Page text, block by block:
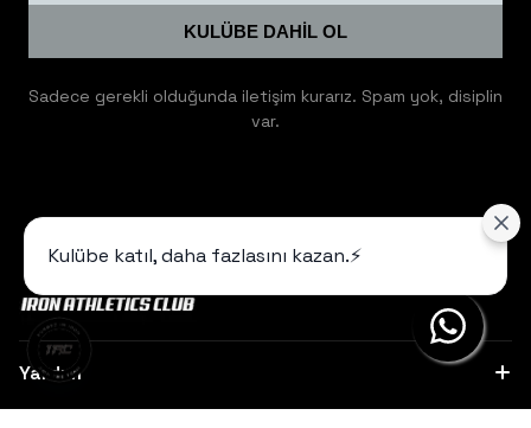
KULÜBE DAHİL OL
Sadece gerekli olduğunda iletişim kurarız. Spam yok, disiplin
var.
Yardım
Kulübe katıl, daha fazlasını kazan.⚡️